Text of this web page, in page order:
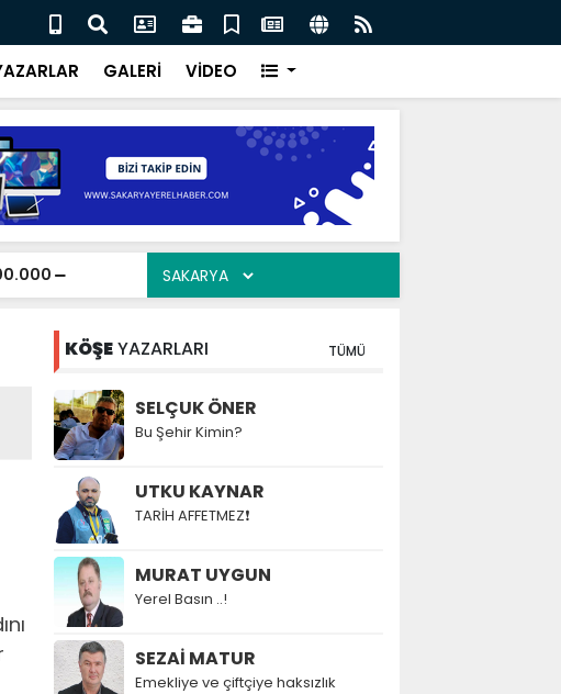
savaşçılarının zamana karşı yarışı faciaların önüne geçti
GALERİ VİDEO
KÖŞEYAZARLARI TÜMÜ
SELÇUK ÖNER
Bu Şehir Kimin?
UTKU KAYNAR
TARİH AFFETMEZ❗
MURAT UYGUN
Yerel Basın ..!
SEZAİ MATUR
Emekliye ve çiftçiye haksızlık